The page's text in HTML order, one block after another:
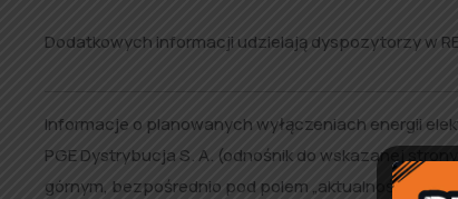
Dodatkowych informacji udzielają dyspozytorzy w
Informacje o planowanych wyłączeniach energii
PGE Dystrybucja S. A. (odnośnik do wskazanej
górnym, bezpośrednio pod polem „aktualności” –